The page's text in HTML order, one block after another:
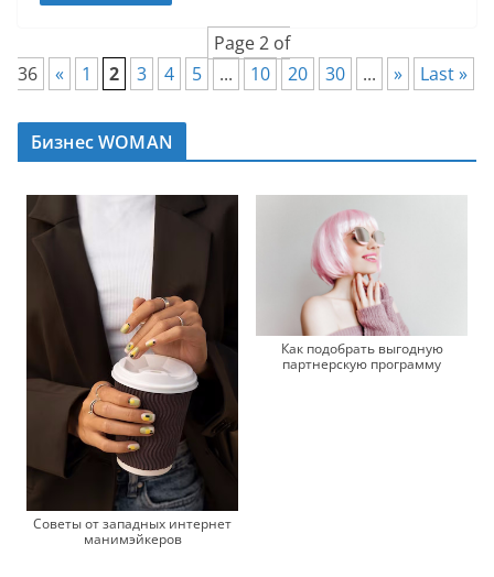
Page 2 of
36
« 1 2 3 4 5 ... 10 20 30 ... » Last »
Бизнес WOMAN
Советы от западных интернет
манимэйкеров
Как подобрать выгодную
партнерскую программу